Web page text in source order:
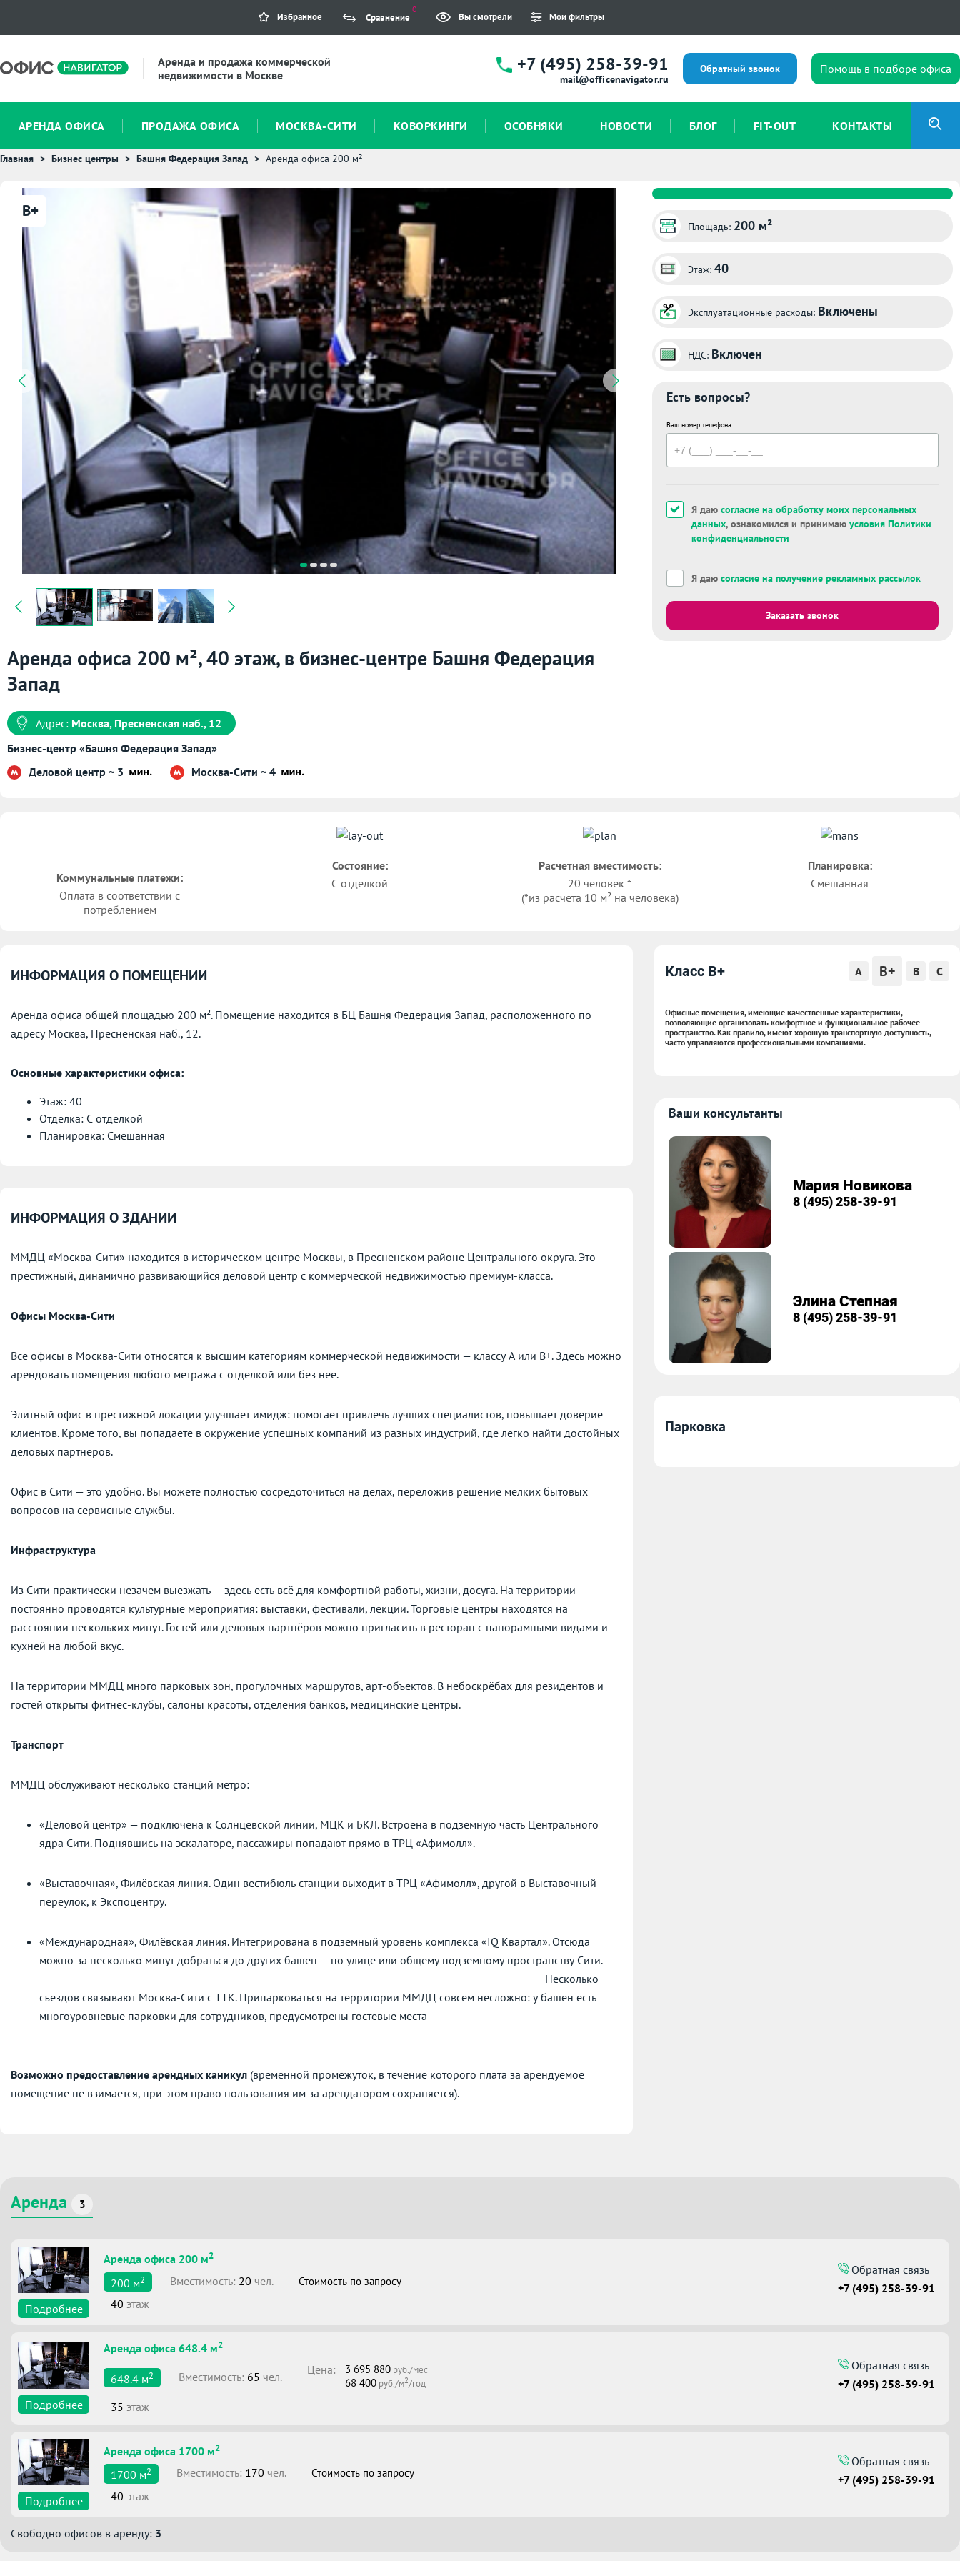
Избранное Сравнение
0
Вы смотрели Мои фильтры
Аренда и продажа коммерческой
недвижимости в Москве
+7 (495) 258-39-91
mail@officenavigator.ru
Обратный звонок Помощь в подборе офиса
АРЕНДА ОФИСА ПРОДАЖА ОФИСА МОСКВА-СИТИ КОВОРКИНГИ ОСОБНЯКИ НОВОСТИ БЛОГ FIT-OUT КОНТАКТЫ
Главная Бизнес центры Башня Федерация Запад Аренда офиса 200 м²
B+
Аренда офиса 200 м², 40 этаж, в бизнес-центре Башня Федерация
Запад
Адрес: Москва, Пресненская наб., 12
Бизнес-центр «Башня Федерация Запад»
Деловой центр ~ 3
Москва-Сити ~ 4
Площадь: 200 м²
Этаж: 40
Эксплуатационные расходы: Включены
НДС: Включен
Есть вопросы?
Ваш номер телефона
Я даю согласие на обработку моих персональных
данных, ознакомился и принимаю условия Политики
конфиденциальности
Я даю согласие на получение рекламных рассылок
Заказать звонок
Коммунальные платежи:
Оплата в соответствии с
потреблением
Состояние:
С отделкой
Расчетная вместимость:
20 человек *
(*из расчета 10 м² на человека)
Планировка:
Смешанная
ИНФОРМАЦИЯ О ПОМЕЩЕНИИ
Аренда офиса общей площадью 200 м². Помещение находится в БЦ Башня Федерация Запад, расположенного по
адресу Москва, Пресненская наб., 12.
Основные характеристики офиса:
Этаж: 40
Отделка: С отделкой
Планировка: Смешанная
ИНФОРМАЦИЯ О ЗДАНИИ
ММДЦ «Москва-Сити» находится в историческом центре Москвы, в Пресненском районе Центрального округа. Это
престижный, динамично развивающийся деловой центр с коммерческой недвижимостью премиум-класса.
Офисы Москва-Сити
Все офисы в Москва-Сити относятся к высшим категориям коммерческой недвижимости — классу А или В+. Здесь можно
арендовать помещения любого метража с отделкой или без неё.
Элитный офис в престижной локации улучшает имидж: помогает привлечь лучших специалистов, повышает доверие
клиентов. Кроме того, вы попадаете в окружение успешных компаний из разных индустрий, где легко найти достойных
деловых партнёров.
Офис в Сити — это удобно. Вы можете полностью сосредоточиться на делах, переложив решение мелких бытовых
вопросов на сервисные службы.
Инфраструктура
Из Сити практически незачем выезжать — здесь есть всё для комфортной работы, жизни, досуга. На территории
постоянно проводятся культурные мероприятия: выставки, фестивали, лекции. Торговые центры находятся на
расстоянии нескольких минут. Гостей или деловых партнёров можно пригласить в ресторан с панорамными видами и
кухней на любой вкус.
На территории ММДЦ много парковых зон, прогулочных маршрутов, арт-объектов. В небоскрёбах для резидентов и
гостей открыты фитнес-клубы, салоны красоты, отделения банков, медицинские центры.
Транспорт
ММДЦ обслуживают несколько станций метро:
«Деловой центр» — подключена к Солнцевской линии, МЦК и БКЛ. Встроена в подземную часть Центрального
ядра Сити. Поднявшись на эскалаторе, пассажиры попадают прямо в ТРЦ «Афимолл».
«Выставочная», Филёвская линия. Один вестибюль станции выходит в ТРЦ «Афимолл», другой в Выставочный
переулок, к Экспоцентру.
«Международная», Филёвская линия. Интегрирована в подземный уровень комплекса «IQ Квартал». Отсюда
можно за несколько минут добраться до других башен — по улице или общему подземному пространству Сити.
Несколько
съездов связывают Москва-Сити с ТТК. Припарковаться на территории ММДЦ совсем несложно: у башен есть
многоуровневые парковки для сотрудников, предусмотрены гостевые места
Возможно предоставление арендных каникул (временной промежуток, в течение которого плата за арендуемое
помещение не взимается, при этом право пользования им за арендатором сохраняется).
Класс B+ A B+ B C
Офисные помещения, имеющие качественные характеристики,
позволяющие организовать комфортное и функциональное рабочее
пространство. Как правило, имеют хорошую транспортную доступность,
часто управляются профессиональными компаниями.
Ваши консультанты
Мария Новикова
8 (495) 258-39-91
Элина Степная
8 (495) 258-39-91
Парковка
Аренда 3
Подробнее
Аренда офиса 200 м2
200 м2 Вместимоcть: 20 чел. Стоимость по запросу
40 этаж
Обратная связь
+7 (495) 258-39-91
Подробнее
Аренда офиса 648.4 м2
648.4 м2 Вместимоcть: 65 чел. Цена: 3 695 880 руб./мес
68 400 руб./м2/год
35 этаж
Обратная связь
+7 (495) 258-39-91
Подробнее
Аренда офиса 1700 м2
1700 м2 Вместимоcть: 170 чел. Стоимость по запросу
40 этаж
Обратная связь
+7 (495) 258-39-91
Свободно офисов в аренду: 3